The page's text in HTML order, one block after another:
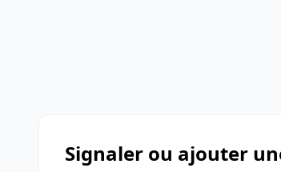
Signaler ou ajouter